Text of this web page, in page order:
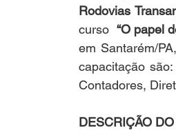
Rodovias
curso “O papel
em Santarém/
capacitação
Contadores,
DESCRIÇÃO